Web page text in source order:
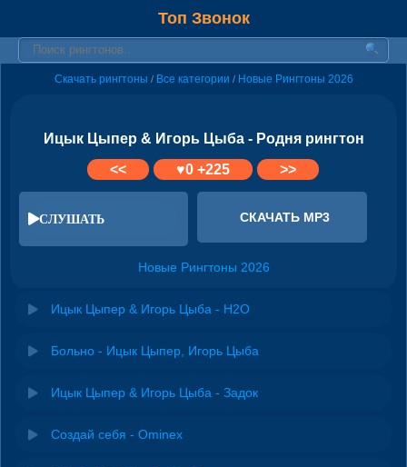
Топ Звонок
Скачать рингтоны / Все категории / Новые Рингтоны 2026
Ицык Цыпер & Игорь Цыба - Родня рингтон
<<
♥0+225 >>
СЛУШАТЬ СКАЧАТЬ MP3
Новые Рингтоны 2026
Ицык Цыпер & Игорь Цыба - H2O
Больно - Ицык Цыпер, Игорь Цыба
Ицык Цыпер & Игорь Цыба - Задок
Создай себя - Ominex